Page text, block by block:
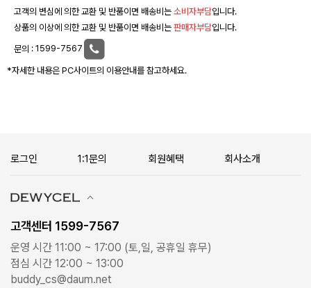
고객의 변심에 의한 교환 및 반품이면 배송비는 소비자부담입니다.
상품의 이상에 의한 교환 및 반품이면 배송비는 판매자부담입니다.
문의 : 1599-7567
*자세한 내용은 PC사이트의 이용안내를 참고하세요.
로그인 1:1문의 회원혜택 회사소개
고객센터 1599-7567
운영 시간 11:00 ~ 17:00 (토,일, 공휴일 휴무)
점심 시간 12:00 ~ 13:00
buddy_cs@daum.net